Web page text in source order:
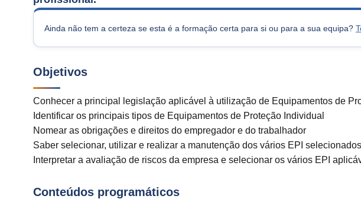
Ainda não tem a certeza se esta é a formação certa para si ou para a sua equipa?
Objetivos
Conhecer a principal legislação aplicável à utilização de Equipamentos de
Identificar os principais tipos de Equipamentos de Proteção Individual
Nomear as obrigações e direitos do empregador e do trabalhador
Saber selecionar, utilizar e realizar a manutenção dos vários EPI selecionados
Interpretar a avaliação de riscos da empresa e selecionar os vários EPI
Conteúdos programáticos